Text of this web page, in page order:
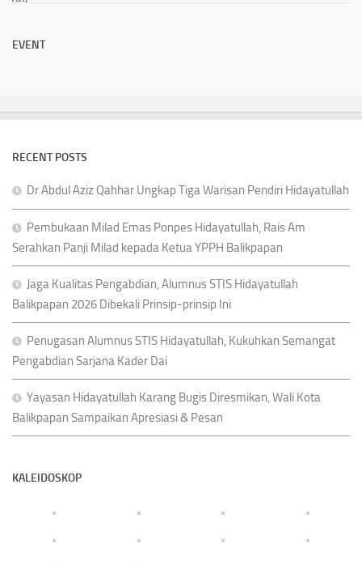
EVENT
RECENT POSTS
Dr Abdul Aziz Qahhar Ungkap Tiga Warisan Pendiri Hidayatullah
Pembukaan Milad Emas Ponpes Hidayatullah, Rais Am
Serahkan Panji Milad kepada Ketua YPPH Balikpapan
Jaga Kualitas Pengabdian, Alumnus STIS Hidayatullah
Balikpapan 2026 Dibekali Prinsip-prinsip Ini
Penugasan Alumnus STIS Hidayatullah, Kukuhkan Semangat
Pengabdian Sarjana Kader Dai
Yayasan Hidayatullah Karang Bugis Diresmikan, Wali Kota
Balikpapan Sampaikan Apresiasi & Pesan
KALEIDOSKOP